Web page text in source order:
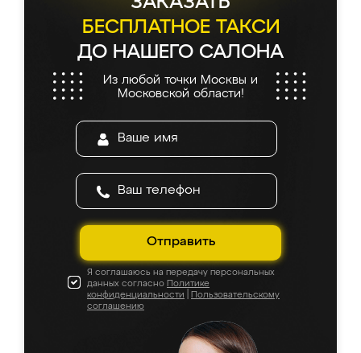
БЕСПЛАТНОЕ ТАКСИ
ДО НАШЕГО САЛОНА
Из любой точки Москвы и
Московской области!
Отправить
Я соглашаюсь на передачу персональных
данных согласно Политике
конфиденциальности
Пользовательскому
соглашению